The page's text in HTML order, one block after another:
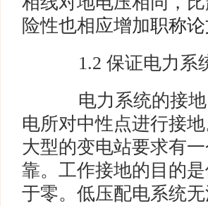
险性也相应增加职称论
1.2 保证电力系
电力系统的接地
电所对中性点进行接
大型的变电站要求有
靠。工作接地的目的
于零。低压配电系统